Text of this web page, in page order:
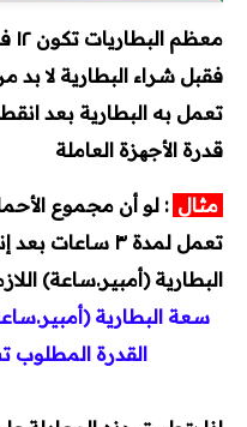
فقبل شراء البطارية لا
تعمل به البطارية بعد
قدرة الأجھزة العاملة
مثال
تعمل لمدة ٣
البطارية (أمبير.ساعة)
سعة البطارية
القدرة المطلوب